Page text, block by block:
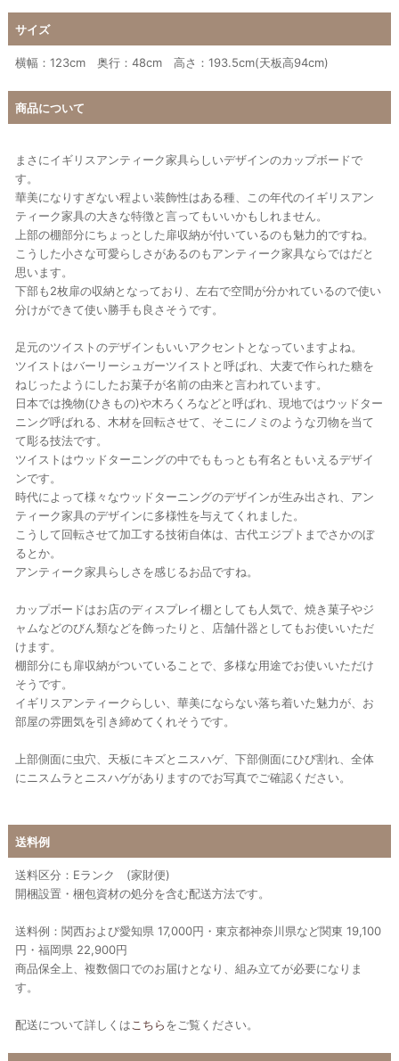
サイズ
横幅：123cm 奥行：48cm 高さ：193.5cm(天板高94cm)
商品について
まさにイギリスアンティーク家具らしいデザインのカップボードで
す。
華美になりすぎない程よい装飾性はある種、この年代のイギリスアン
ティーク家具の大きな特徴と言ってもいいかもしれません。
上部の棚部分にちょっとした扉収納が付いているのも魅力的ですね。
こうした小さな可愛らしさがあるのもアンティーク家具ならではだと
思います。
下部も2枚扉の収納となっており、左右で空間が分かれているので使い
分けができて使い勝手も良さそうです。
足元のツイストのデザインもいいアクセントとなっていますよね。
ツイストはバーリーシュガーツイストと呼ばれ、大麦で作られた糖を
ねじったようにしたお菓子が名前の由来と言われています。
日本では挽物(ひきもの)や木ろくろなどと呼ばれ、現地ではウッドター
ニング呼ばれる、木材を回転させて、そこにノミのような刃物を当て
て彫る技法です。
ツイストはウッドターニングの中でももっとも有名ともいえるデザイ
ンです。
時代によって様々なウッドターニングのデザインが生み出され、アン
ティーク家具のデザインに多様性を与えてくれました。
こうして回転させて加工する技術自体は、古代エジプトまでさかのぼ
るとか。
アンティーク家具らしさを感じるお品ですね。
カップボードはお店のディスプレイ棚としても人気で、焼き菓子やジ
ャムなどのびん類などを飾ったりと、店舗什器としてもお使いいただ
けます。
棚部分にも扉収納がついていることで、多様な用途でお使いいただけ
そうです。
イギリスアンティークらしい、華美にならない落ち着いた魅力が、お
部屋の雰囲気を引き締めてくれそうです。
上部側面に虫穴、天板にキズとニスハゲ、下部側面にひび割れ、全体
にニスムラとニスハゲがありますのでお写真でご確認ください。
送料例
送料区分：Eランク (家財便)
開梱設置・梱包資材の処分を含む配送方法です。
送料例：関西および愛知県 17,000円・東京都神奈川県など関東 19,100
円・福岡県 22,900円
商品保全上、複数個口でのお届けとなり、組み立てが必要になりま
す。
配送について詳しくは こちらをご覧ください。